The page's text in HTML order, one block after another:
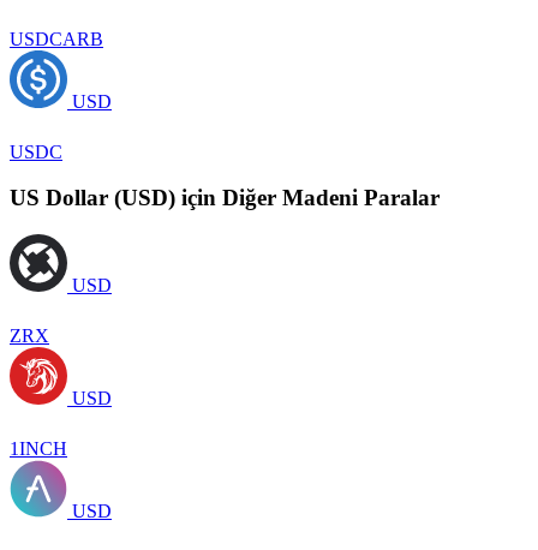
USDCARB
USD
USDC
US Dollar (USD) için Diğer Madeni Paralar
USD
ZRX
USD
1INCH
USD